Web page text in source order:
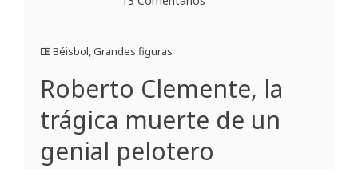
Béisbol,Grandes figuras
Roberto Clemente, la
trágica muerte de un
genial pelotero